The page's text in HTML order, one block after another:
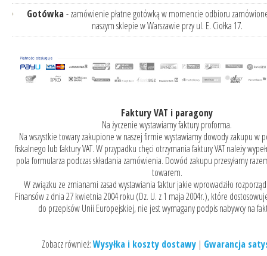
Gotówka- zamówienie płatne gotówką w momencie odbioru
naszym sklepie w Warszawie przy ul. E. Ciołka 17.
Faktury VAT i paragony
Na życzenie wystawiamy faktury proforma.
Na wszystkie towary zakupione w naszej firmie wystawiamy dowody zakupu w
fiskalnego lub faktury VAT. W przypadku chęci otrzymania faktury VAT należy
pola formularza podczas składania zamówienia. Dowód zakupu przesyłamy
towarem.
W związku ze zmianami zasad wystawiania faktur jakie wprowadziło
Finansów z dnia 27 kwietnia 2004 roku (Dz. U. z 1 maja 2004r.), które
do przepisów Unii Europejskiej, nie jest wymagany podpis nabywcy na
Zobacz również:Wysyłka i koszty dostawy | Gwarancja